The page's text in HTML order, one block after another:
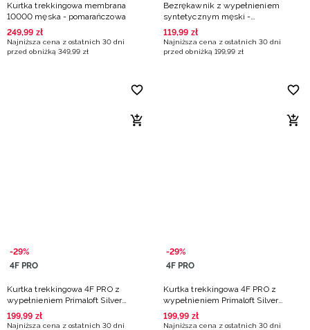
Kurtka trekkingowa membrana
10000 męska - pomarańczowa
249,99 zł
Najniższa cena z ostatnich 30 dni
przed obniżką 349,99 zł
Bezrękawnik z wypełnieniem
syntetycznym męski -
pomarańczowy
119,99 zł
Najniższa cena z ostatnich 30 dni
przed obniżką 199,99 zł
-29%
4F PRO
Kurtka trekkingowa 4F PRO z
wypełnieniem Primaloft Silver
męska - pomarańczowa
199,99 zł
Najniższa cena z ostatnich 30 dni
-29%
4F PRO
Kurtka trekkingowa 4F PRO z
wypełnieniem Primaloft Silver
męska - pomarańczowa
199,99 zł
Najniższa cena z ostatnich 30 dni